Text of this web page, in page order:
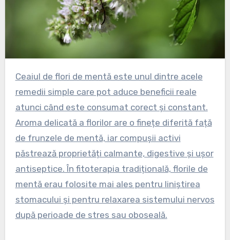
Ceaiul de flori de mentă este unul dintre acele
remedii simple care pot aduce beneficii reale
atunci când este consumat corect și constant.
Aroma delicată a florilor are o finețe diferită față
de frunzele de mentă, iar compușii activi
păstrează proprietăți calmante, digestive și ușor
antiseptice. În fitoterapia tradițională, florile de
mentă erau folosite mai ales pentru liniștirea
stomacului și pentru relaxarea sistemului nervos
după perioade de stres sau oboseală.